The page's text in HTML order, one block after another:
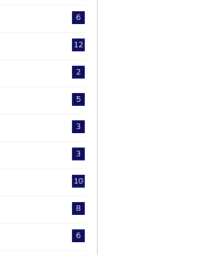
6
12
2
5
3
3
10
8
6